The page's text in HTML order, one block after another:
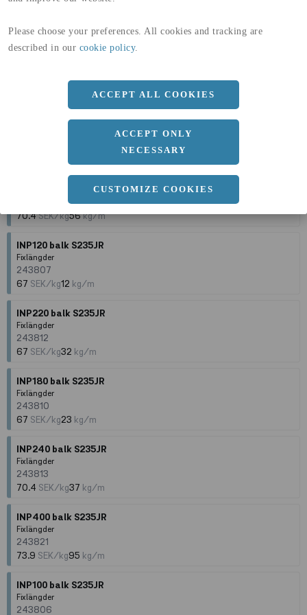
Please choose your preferences. All cookies and tracking are
described in our cookie policy.
ACCEPT ALL COOKIES
ACCEPT ONLY
NECESSARY
CUSTOMIZE COOKIES
INP200 balk S235JR
Fixlängder
27kg/m
INP280 balk S235JR
INP300 balk S235JR
70.4SEK/kg56kg/m
243807
INP120 balk S235JR
Fixlängder
67 SEK/kg12 kg/m
243812
INP220 balk S235JR
Fixlängder
67 SEK/kg32 kg/m
243810
INP180 balk S235JR
Fixlängder
67 SEK/kg23 kg/m
243813
INP240 balk S235JR
Fixlängder
70.4 SEK/kg37 kg/m
243821
INP400 balk S235JR
Fixlängder
73.9 SEK/kg95 kg/m
243806
INP100 balk S235JR
Fixlängder